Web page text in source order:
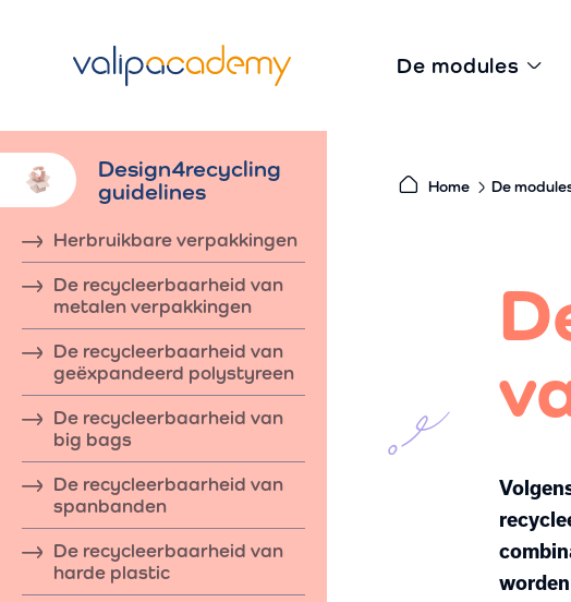
c
De modules
Design4recycling
guidelines
Herbruikbare verpakkingen
De recycleerbaarheid van
metalen verpakkingen
De recycleerbaarheid van
geëxpandeerd polystyreen
De recycleerbaarheid van
big bags
De recycleerbaarheid van
spanbanden
De recycleerbaarheid van
harde plastic
Home De